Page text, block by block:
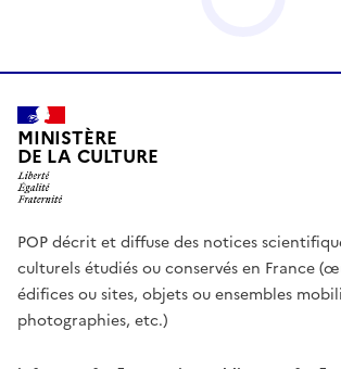
MINISTÈRE
DE LA CULTURE
POP décrit et diffuse des notices
culturels étudiés ou conservés en France
édifices ou sites, objets ou ensembles
photographies, etc.)